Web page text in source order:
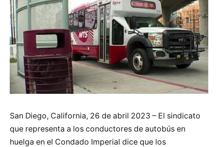
San Diego, California, 26 de abril 2023 – El sindicato
que representa a los conductores de autobús en
huelga en el Condado Imperial dice que los